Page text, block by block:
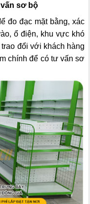
sơ bộ
đo đạc mặt bằng, xác
ổ điện, khu vực khó
đổi với khách hàng
chính để có tư vấn sơ